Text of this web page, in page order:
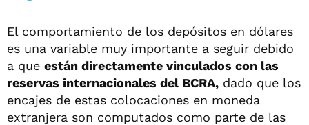
El comportamiento de los depósitos en dólares
es una variable muy importante a seguir debido
a que están directamente vinculados con las
reservas internacionales del BCRA, dado que los
encajes de estas colocaciones en moneda
extranjera son computados como parte de las